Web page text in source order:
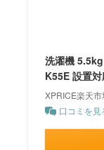
洗濯機
K55E 設置
XPRICE楽天市
口コミを見